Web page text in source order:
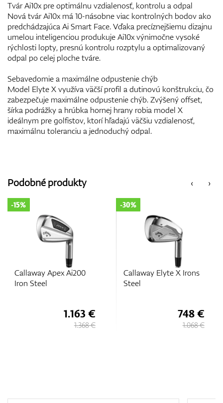
Tvár Ai10x pre optimálnu vzdialenosť, kontrolu a odpal
Nová tvár Ai10x má 10-násobne viac kontrolných bodov ako
predchádzajúca Ai Smart Face. Vďaka precíznejšiemu dizajnu
umelou inteligenciou produkuje Ai10x výnimočne vysoké
rýchlosti lopty, presnú kontrolu rozptylu a optimalizovaný
odpal po celej ploche tváre.
Sebavedomie a maximálne odpustenie chýb
Model Elyte X využíva väčší profil a dutinovú konštrukciu, čo
zabezpečuje maximálne odpustenie chýb. Zvýšený offset,
šírka podrážky a hrúbka hornej hrany robia model X
ideálnym pre golfistov, ktorí hľadajú väčšiu vzdialenosť,
maximálnu toleranciu a jednoduchý odpal.
‹
Podobné produkty ›
Callaway Elyte X Irons
Steel
-30%
748 €
1.068 €
Apex Pro 24 Irons Steel
-11%
1.512 €
1.699 €